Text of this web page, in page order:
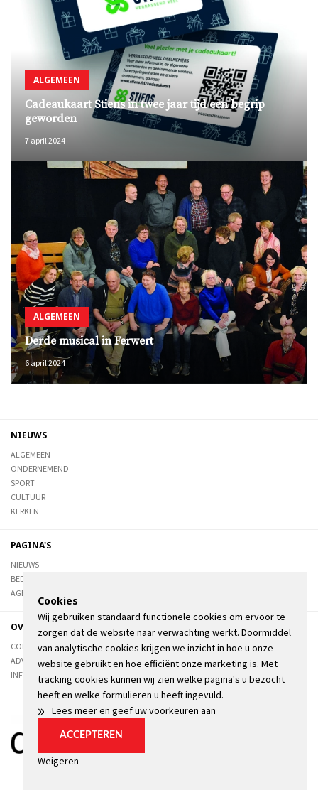
ALGEMEEN
Cadeaukaart Stiens in twee jaar tijd een begrip
geworden
7 april 2024
ALGEMEEN
Derde musical in Ferwert
6 april 2024
NIEUWS
ALGEMEEN
ONDERNEMEND
SPORT
CULTUUR
KERKEN
PAGINA'S
NIEUWS
BEDRIJVENGIDS
AGENDA
OVER DE STIENSER
CONTACT
ADVERTEREN
INFORMATIE
Cookies
Wij gebruiken standaard functionele cookies om ervoor te
zorgen dat de website naar verwachting werkt. Doormiddel
van analytische cookies krijgen we inzicht in hoe u onze
website gebruikt en hoe efficiënt onze marketing is. Met
tracking cookies kunnen wij zien welke pagina's u bezocht
heeft en welke formulieren u heeft ingevuld.
» Lees meer en geef uw voorkeuren aan
ACCEPTEREN
Weigeren